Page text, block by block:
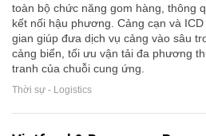
toàn bộ chức năng gom hàng, thông
kết nối hậu phương. Cảng cạn và
gian giúp đưa dịch vụ cảng vào sâu
cảng biển, tối ưu vận tải đa phương
tranh của chuỗi cung ứng.
Thời sự - Logistics